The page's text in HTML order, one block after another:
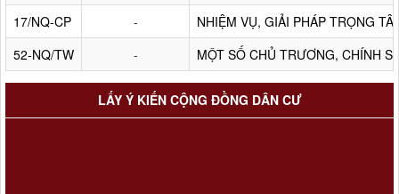
17/NQ-CP
-
NHIỆM VỤ, GIẢI PHÁP TRỌNG
52-NQ/TW
- MỘT SỐ CHỦ TRƯƠNG, CHÍNH
LẤY Ý KIẾN CỘNG ĐỒNG DÂN CƯ